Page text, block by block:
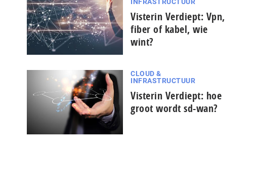
Visterin Verdiept: Vpn,
fiber of kabel, wie
wint?
CLOUD &
INFRASTRUCTUUR
Visterin Verdiept: hoe
groot wordt sd-wan?